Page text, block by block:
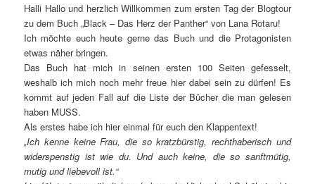
Halli Hallo und herzlich Willkommen zum ersten Tag der Blogtour
zu dem Buch „Black – Das Herz der Panther“ von Lana Rotaru!
Ich möchte euch heute gerne das Buch und die Protagonisten
etwas näher bringen.
Das Buch hat mich in seinen ersten 100 Seiten gefesselt,
weshalb ich mich noch mehr freue hier dabei sein zu dürfen! Es
kommt auf jeden Fall auf die Liste der Bücher die man gelesen
haben MUSS.
Als erstes habe ich hier einmal für euch den Klappentext!
„Ich kenne keine Frau, die so kratzbürstig, rechthaberisch und
widerspenstig ist wie du. Und auch keine, die so sanftmütig,
mutig und liebevoll ist.“